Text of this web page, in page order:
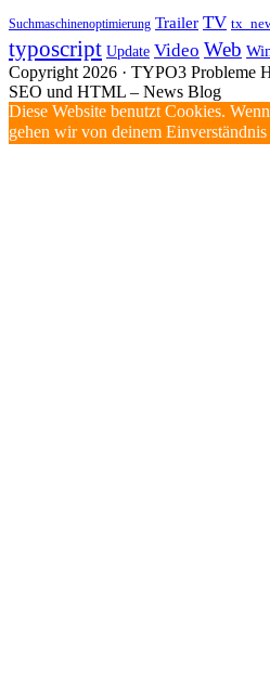
Suchmaschinenoptimierung Trailer TV
typoscript Update Video Web
Copyright 2026 · TYPO3 Probleme
SEO und HTML – News Blog
Diese Website benutzt Cookies.
gehen wir von deinem Einverständnis